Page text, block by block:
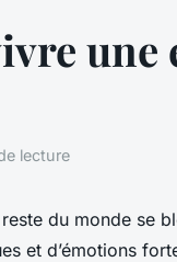
une
lecture
du monde se
et d’émotions